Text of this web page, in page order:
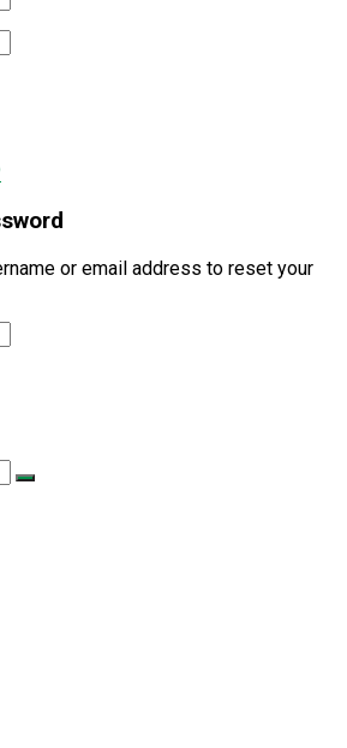
or email address to reset your